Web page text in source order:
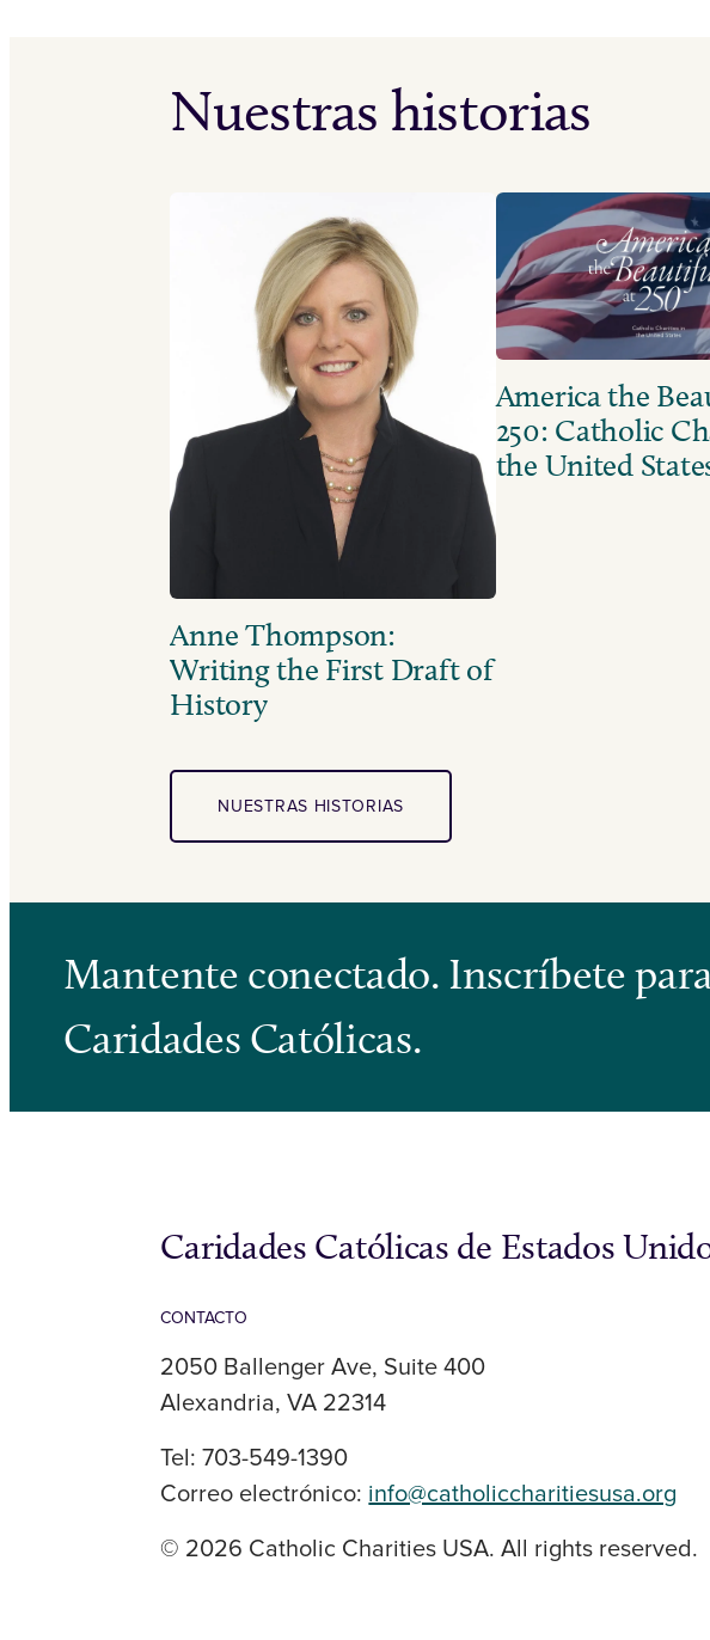
Nuestras historias
Anne Thompson:
Writing the First Draft of
History
America the
250: Catholic
the United
NUESTRAS HISTORIAS
Mantente conectado. Inscríbete
Caridades Católicas.
Caridades Católicas de Estados
CONTACTO
2050 Ballenger Ave, Suite 400
Alexandria, VA 22314
Tel: 703-549-1390
Correo electrónico: info@catholiccharitiesusa.org
© 2026 Catholic Charities USA. All rights reserved.